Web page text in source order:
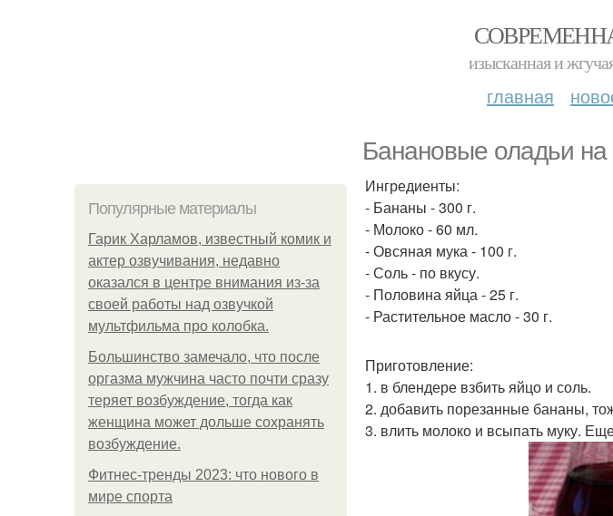
изысканная и
главная
Банановые оладьи
Популярные материалы
Гарик Харламов, известный комик и
актер озвучивания, недавно
оказался в центре внимания из-за
своей работы над озвучкой
мультфильма про колобка.
Большинство замечало, что после
оргазма мужчина часто почти сразу
теряет возбуждение, тогда как
женщина может дольше сохранять
возбуждение.
Фитнес-тренды 2023: что нового в
мире спорта
Ингредиенты:
- Бананы - 300 г.
- Молоко - 60 мл.
- Овсяная мука - 100 г.
- Соль - по вкусу.
- Половина яйца - 25 г.
- Растительное масло - 30 г.
Приготовление:
1. в блендере взбить яйцо и соль.
2. добавить порезанные бананы,
3. влить молоко и всыпать муку.